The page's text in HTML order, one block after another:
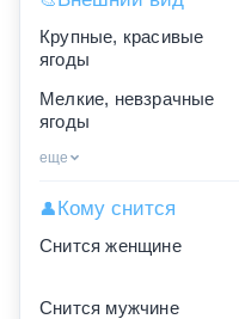
Крупные, красивые
ягоды
Мелкие, невзрачные
ягоды
еще
👤Кому снится
Снится женщине
Снится мужчине